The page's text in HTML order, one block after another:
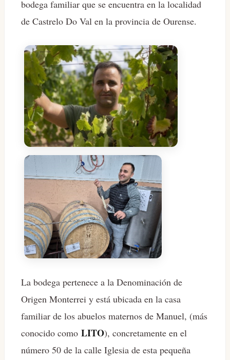
bodega familiar que se encuentra en la localidad
de Castrelo Do Val en la provincia de Ourense.
La bodega pertenece a la Denominación de
Origen Monterrei y está ubicada en la casa
familiar de los abuelos maternos de Manuel, (más
conocido como LITO), concretamente en el
número 50 de la calle Iglesia de esta pequeña